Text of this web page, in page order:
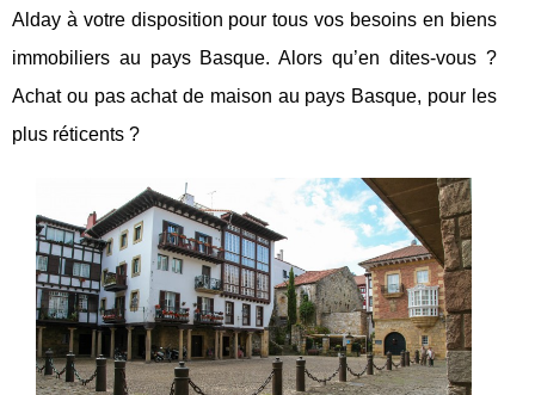
Alday à votre disposition pour tous vos besoins en biens
immobiliers au pays Basque. Alors qu’en dites-vous ?
Achat ou pas achat de maison au pays Basque, pour les
plus réticents ?